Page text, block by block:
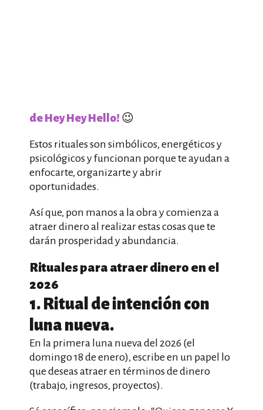
de Hey Hey Hello! 😉
Estos rituales son simbólicos, energéticos y
psicológicos y funcionan porque te ayudan a
enfocarte, organizarte y abrir
oportunidades.
Así que, pon manos a la obra y comienza a
atraer dinero al realizar estas cosas que te
darán prosperidad y abundancia.
Rituales para atraer dinero en el
2026
1. Ritual de intención con
luna nueva.
En la primera luna nueva del 2026 (el
domingo 18 de enero), escribe en un papel lo
que deseas atraer en términos de dinero
(trabajo, ingresos, proyectos).